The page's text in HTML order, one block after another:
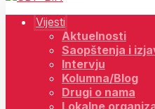
Vijesti
Aktuelnosti
Saopštenja i
Intervju
Kolumna/Blog
Drugi o nama
Lokalne